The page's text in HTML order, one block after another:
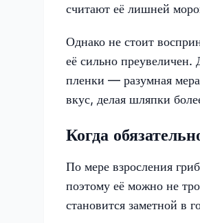
считают её лишней
Однако не стоит
её сильно
пленки — разумная
вкус, делая шляпки
Когда
По мере взросления
поэтому её можно не
становится заметной в